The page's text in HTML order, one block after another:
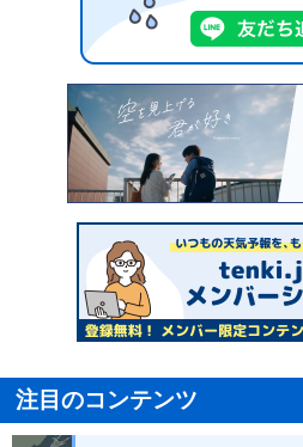
注目のコンテンツ